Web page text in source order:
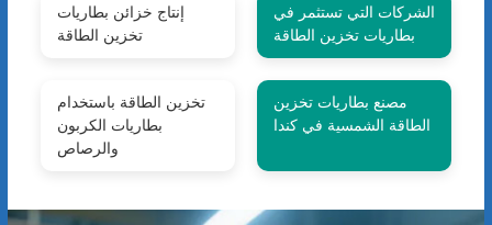
إنتاج خزائن بطاريات
تخزين الطاقة
الشركات التي تستثمر في
بطاريات تخزين الطاقة
تخزين الطاقة باستخدام
بطاريات الكربون
والرصاص
مصنع بطاريات تخزين
الطاقة الشمسية في كندا